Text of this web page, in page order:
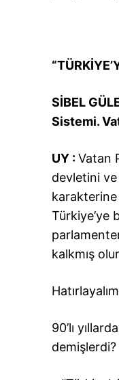
“TÜRKİ
SİBEL
Sistemi.
UY :Vatan
devletini
Türkiye’ye
kalkmış
90’lı
demişlerdi?